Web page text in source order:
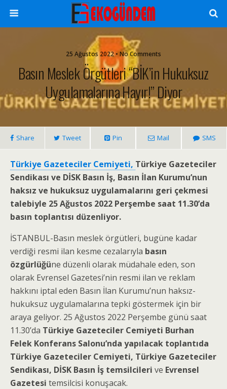
25 Ağustos 2022 • No Comments
Basın Meslek Örgütleri “BİK’in Hukuksuz
Uygulamalarına Hayır!” Diyor
Share Tweet Pin Mail SMS
Türkiye Gazeteciler Cemiyeti, Türkiye Gazeteciler
Sendikası ve DİSK Basın İş, Basın İlan Kurumu’nun
haksız ve hukuksuz uygulamalarını geri çekmesi
talebiyle 25 Ağustos 2022 Perşembe saat 11.30’da
basın toplantısı düzenliyor.
İSTANBUL-Basın meslek örgütleri, bugüne kadar
verdiği resmi ilan kesme cezalarıyla basın
özgürlüğüne düzenli olarak müdahale eden, son
olarak Evrensel Gazetesi’nin resmi ilan ve reklam
hakkını iptal eden Basın İlan Kurumu’nun haksız-
hukuksuz uygulamalarına tepki göstermek için bir
araya geliyor. 25 Ağustos 2022 Perşembe günü saat
11.30’da Türkiye Gazeteciler Cemiyeti Burhan
Felek Konferans Salonu’nda yapılacak toplantıda
Türkiye Gazeteciler Cemiyeti, Türkiye Gazeteciler
Sendikası, DİSK Basın İş temsilcileri ve Evrensel
Gazetesi temsilcisi konuşacak.